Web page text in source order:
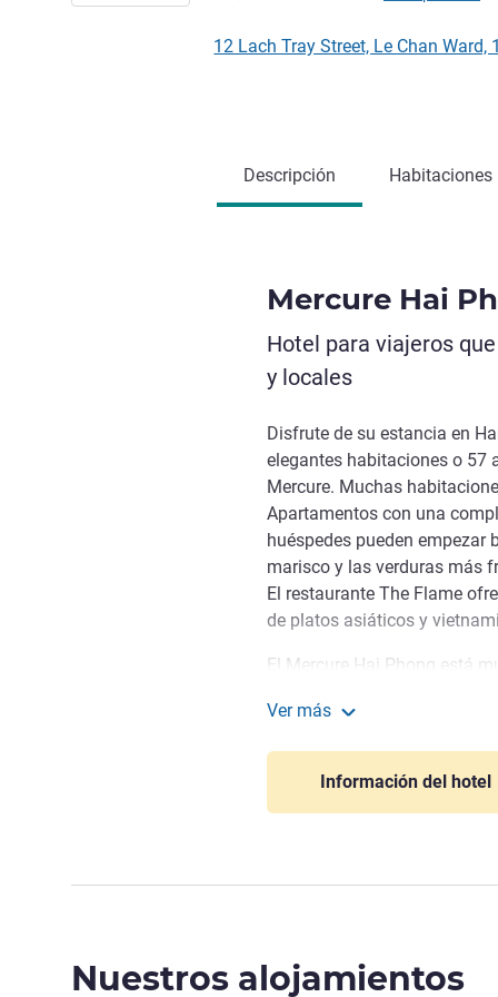
12 Lach Tray Street, Le Chan Ward,
Descripción Habitaciones
Mercure Hai
Hotel para viajeros
y locales
Disfrute de su estancia en
elegantes habitaciones o 57
Mercure. Muchas
Apartamentos con una
huéspedes pueden empezar
marisco y las verduras más
El restaurante The Flame
de platos asiáticos y
El Mercure Hai Phong está
admirar numerosos lugares
ideal con barbacoa,
Ver más
Información del hotel
Nuestros alojamientos